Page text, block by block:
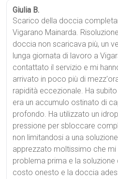
Giulia B.
Scarico della doccia
Vigarano Mainarda.
doccia non scaricava più, un
lunga giornata di lavoro a
contattato il servizio e mi
arrivato in poco più di
rapidità eccezionale. Ha
era un accumulo ostinato di
profondo. Ha utilizzato un
pressione per sbloccare
non limitandosi a una
apprezzato moltissimo che mi
problema prima e la
costo onesto e la doccia